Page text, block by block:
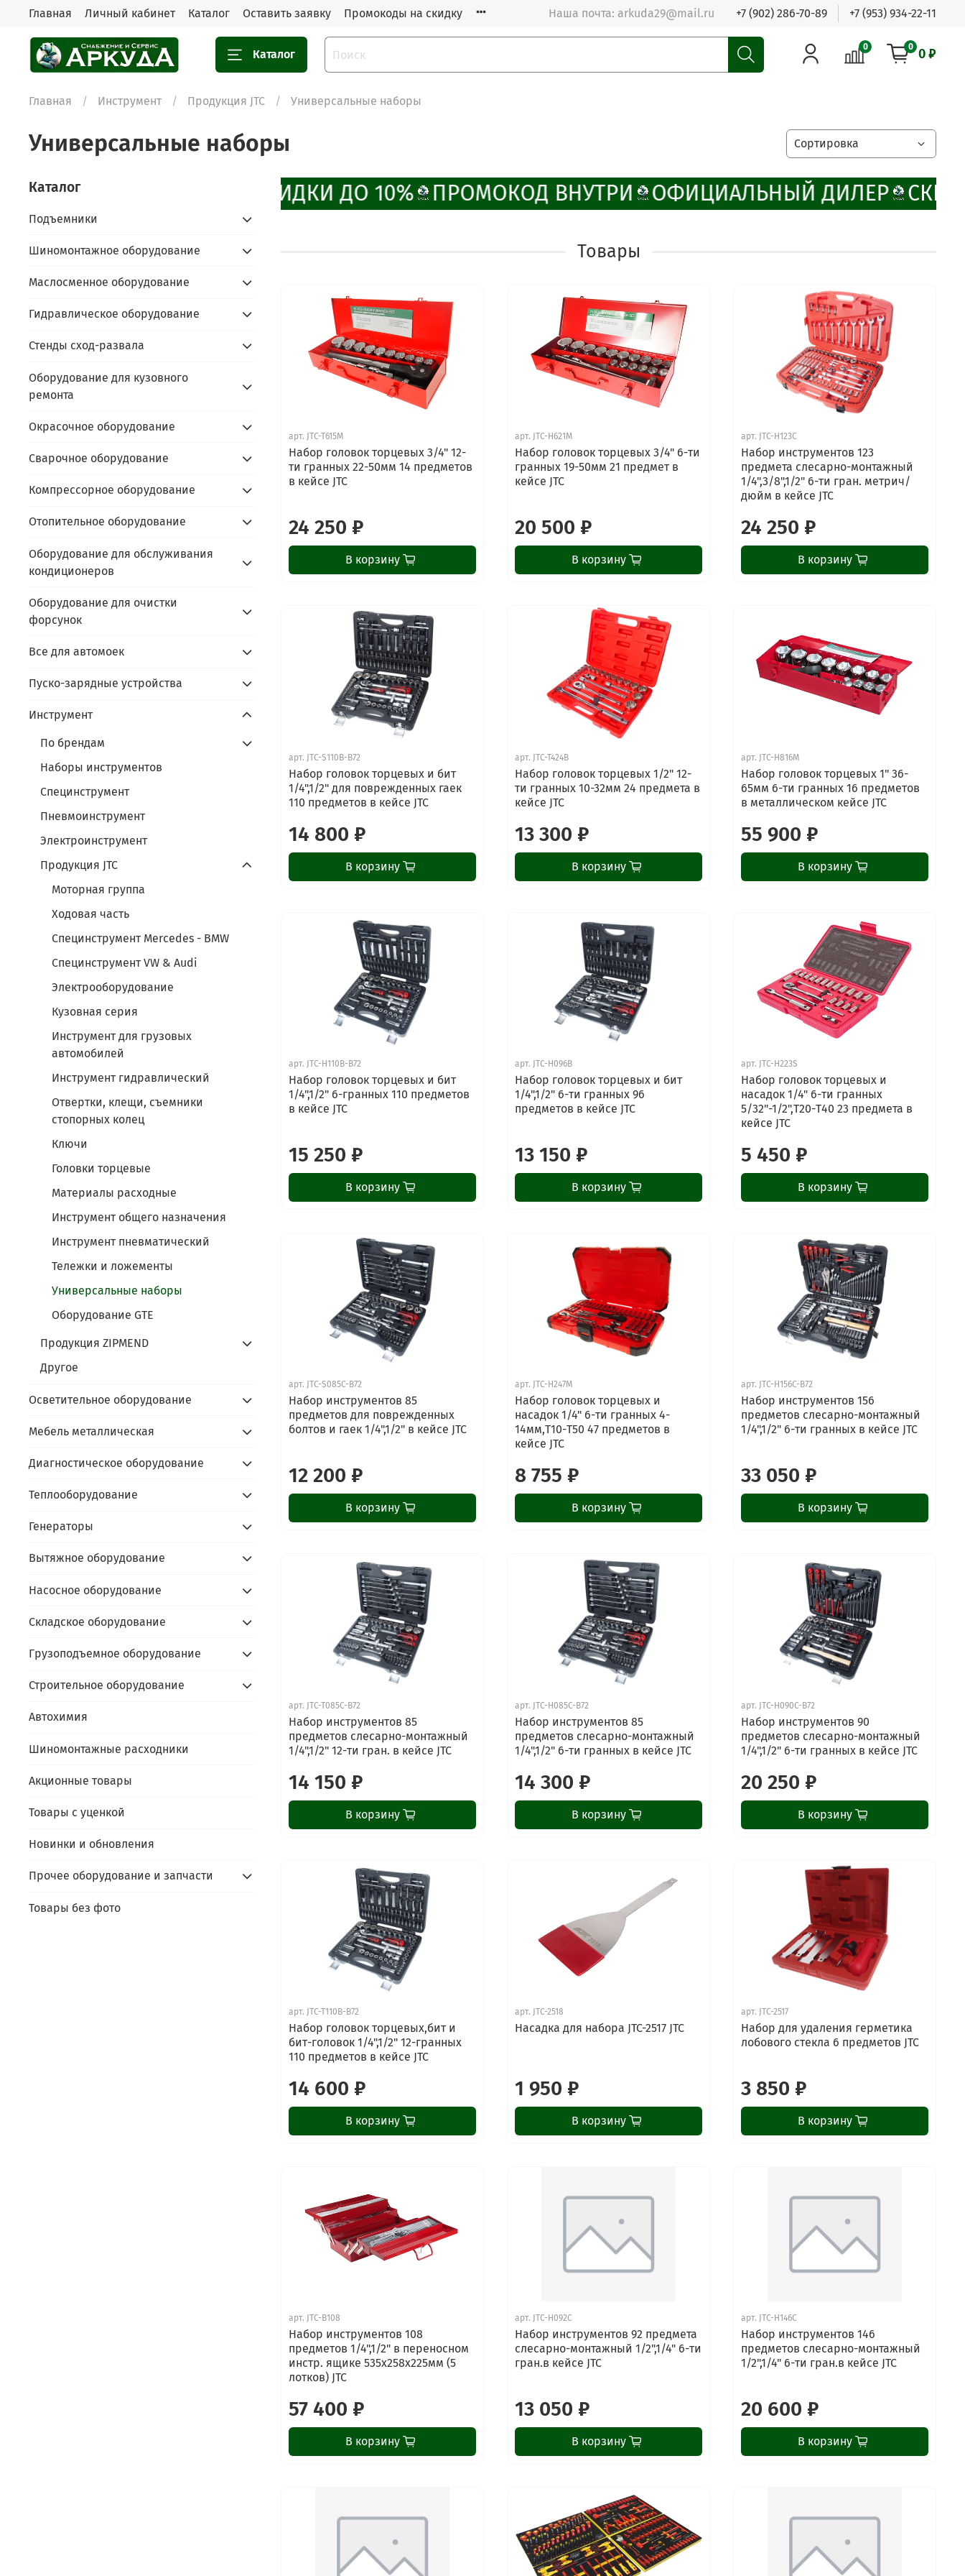
Главная Личный кабинет Каталог Оставить заявку Промокоды на скидку Наша почта: arkuda29@mail.ru +7 (902) 286-70-89 +7 (953) 934-22-11
Каталог
0 0 0 ₽
Главная Инструмент Продукция JTC Универсальные наборы
Универсальные наборы
СКИДКИ ДО 10% ПРОМОКОД ВНУТРИ ОФИЦИАЛЬНЫЙ ДИЛЕР
Товары
арт. JTC-T615M
Набор головок торцевых 3/4" 12-
ти гранных 22-50мм 14 предметов
в кейсе JTC
24 250 ₽
В корзину
арт. JTC-H621M
Набор головок торцевых 3/4" 6-ти
гранных 19-50мм 21 предмет в
кейсе JTC
20 500 ₽
В корзину
арт. JTC-H123C
Набор инструментов 123
предмета слесарно-монтажный
1/4",3/8",1/2" 6-ти гран. метрич/
дюйм в кейсе JTC
24 250 ₽
В корзину
арт. JTC-S110B-B72
Набор головок торцевых и бит
1/4",1/2" для поврежденных гаек
110 предметов в кейсе JTC
14 800 ₽
В корзину
арт. JTC-T424B
Набор головок торцевых 1/2" 12-
ти гранных 10-32мм 24 предмета в
кейсе JTC
13 300 ₽
В корзину
арт. JTC-H816M
Набор головок торцевых 1" 36-
65мм 6-ти гранных 16 предметов
в металлическом кейсе JTC
55 900 ₽
В корзину
арт. JTC-H110B-B72
Набор головок торцевых и бит
1/4",1/2" 6-гранных 110 предметов
в кейсе JTC
15 250 ₽
В корзину
арт. JTC-H096B
Набор головок торцевых и бит
1/4",1/2" 6-ти гранных 96
предметов в кейсе JTC
13 150 ₽
В корзину
арт. JTC-H223S
Набор головок торцевых и
насадок 1/4" 6-ти гранных
5/32"-1/2",Т20-Т40 23 предмета в
кейсе JTC
5 450 ₽
В корзину
арт. JTC-S085C-B72
Набор инструментов 85
предметов для поврежденных
болтов и гаек 1/4",1/2" в кейсе JTC
12 200 ₽
В корзину
арт. JTC-H247M
Набор головок торцевых и
насадок 1/4" 6-ти гранных 4-
14мм,Т10-Т50 47 предметов в
кейсе JTC
8 755 ₽
В корзину
арт. JTC-H156C-B72
Набор инструментов 156
предметов слесарно-монтажный
1/4",1/2" 6-ти гранных в кейсе JTC
33 050 ₽
В корзину
арт. JTC-T085C-B72
Набор инструментов 85
предметов слесарно-монтажный
1/4",1/2" 12-ти гран. в кейсе JTC
14 150 ₽
В корзину
арт. JTC-H085C-B72
Набор инструментов 85
предметов слесарно-монтажный
1/4",1/2" 6-ти гранных в кейсе JTC
14 300 ₽
В корзину
арт. JTC-H090C-B72
Набор инструментов 90
предметов слесарно-монтажный
1/4",1/2" 6-ти гранных в кейсе JTC
20 250 ₽
В корзину
арт. JTC-T110B-B72
Набор головок торцевых,бит и
бит-головок 1/4",1/2" 12-гранных
110 предметов в кейсе JTC
14 600 ₽
В корзину
арт. JTC-2518
Насадка для набора JTC-2517 JTC
1 950 ₽
В корзину
арт. JTC-2517
Набор для удаления герметика
лобового стекла 6 предметов JTC
3 850 ₽
В корзину
арт. JTC-B108
Набор инструментов 108
предметов 1/4",1/2" в переносном
инстр. ящике 535х258х225мм (5
лотков) JTC
57 400 ₽
В корзину
арт. JTC-H092C
Набор инструментов 92 предмета
слесарно-монтажный 1/2",1/4" 6-ти
гран.в кейсе JTC
13 050 ₽
В корзину
арт. JTC-H146C
Набор инструментов 146
предметов слесарно-монтажный
1/2",1/4" 6-ти гран.в кейсе JTC
20 600 ₽
В корзину
Каталог
Подъемники
Шиномонтажное оборудование
Маслосменное оборудование
Гидравлическое оборудование
Стенды сход-развала
Оборудование для кузовного
ремонта
Окрасочное оборудование
Сварочное оборудование
Компрессорное оборудование
Отопительное оборудование
Оборудование для обслуживания
кондиционеров
Оборудование для очистки
форсунок
Все для автомоек
Пуско-зарядные устройства
Инструмент
По брендам
Наборы инструментов
Специнструмент
Пневмоинструмент
Электроинструмент
Продукция JTC
Моторная группа
Ходовая часть
Специнструмент Mercedes - BMW
Специнструмент VW & Audi
Электрооборудование
Кузовная серия
Инструмент для грузовых
автомобилей
Инструмент гидравлический
Отвертки, клещи, съемники
стопорных колец
Ключи
Головки торцевые
Материалы расходные
Инструмент общего назначения
Инструмент пневматический
Тележки и ложементы
Универсальные наборы
Оборудование GTE
Продукция ZIPMEND
Другое
Осветительное оборудование
Мебель металлическая
Диагностическое оборудование
Теплооборудование
Генераторы
Вытяжное оборудование
Насосное оборудование
Складское оборудование
Грузоподъемное оборудование
Строительное оборудование
Автохимия
Шиномонтажные расходники
Акционные товары
Товары с уценкой
Новинки и обновления
Прочее оборудование и запчасти
Товары без фото